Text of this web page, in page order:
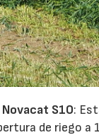
S10:
de riego